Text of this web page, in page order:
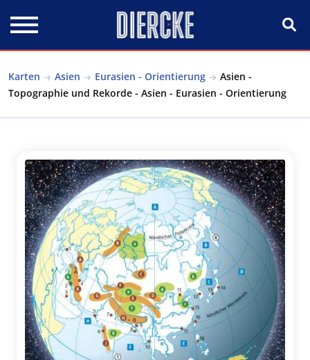
Karten Asien Eurasien - Orientierung
Asien -
Topographie und Rekorde - Asien - Eurasien - Orientierung